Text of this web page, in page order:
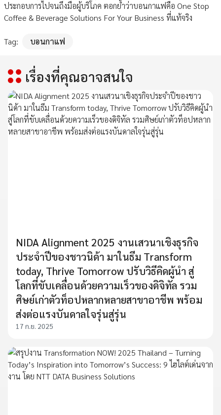
ประกอบการไปจนถึงมือผู้บริโภค ตอกย้ำว่าบอนกาแฟคือ One Stop
Coffee & Beverage Solutions For Your Business ที่แท้จริง
Tag: บอนกาแฟ
เรื่องที่คุณอาจสนใจ
NIDA Alignment 2025 งานเสวนาเชิงธุรกิจ
ประจำปีของชาวนิด้า มาในธีม Transform
today, Thrive Tomorrow ปรับวิธีคิดผู้นำ สู่
โลกที่ขับเคลื่อนด้วยความเร็วของดิจิทัล รวม
ศิษย์เก่าตัวท็อปหลากหลายสาขาอาชีพ พร้อม
ส่งต่อแรงบันดาลใจรุ่นสู่รุ่น
17 ก.ย. 2025